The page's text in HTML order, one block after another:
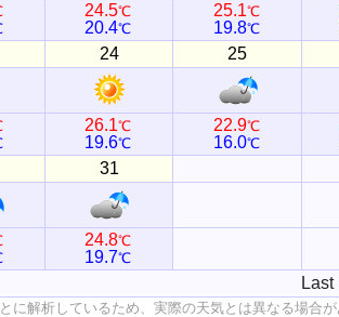
24.5℃
20.4℃
25.1℃
19.8℃
24 25
26.1℃
19.6℃
22.9℃
16.0℃
31
24.8℃
19.7℃
に解析しているため、実際の天気とは異なる場合が